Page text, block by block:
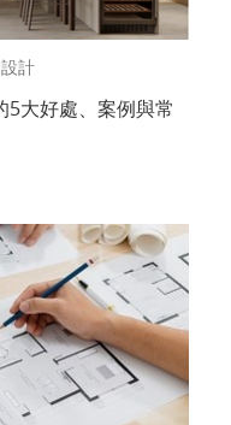
計
5大好處、案例與常